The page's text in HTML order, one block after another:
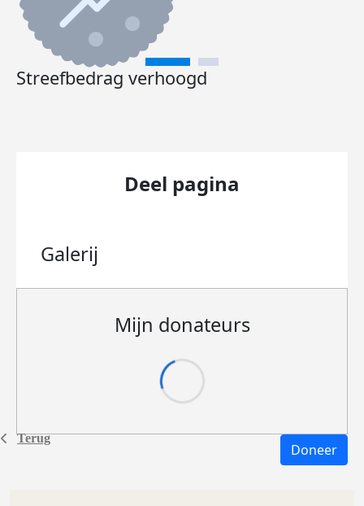
Terug
Streefbedrag verhoogd
Deel pagina
Galerij
Mijn donateurs
Doneer